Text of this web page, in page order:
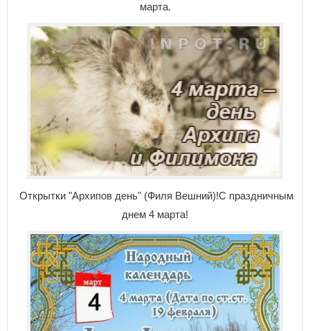
марта.
Открытки "Архипов день" (Филя Вешний)!С праздничным
днем 4 марта!